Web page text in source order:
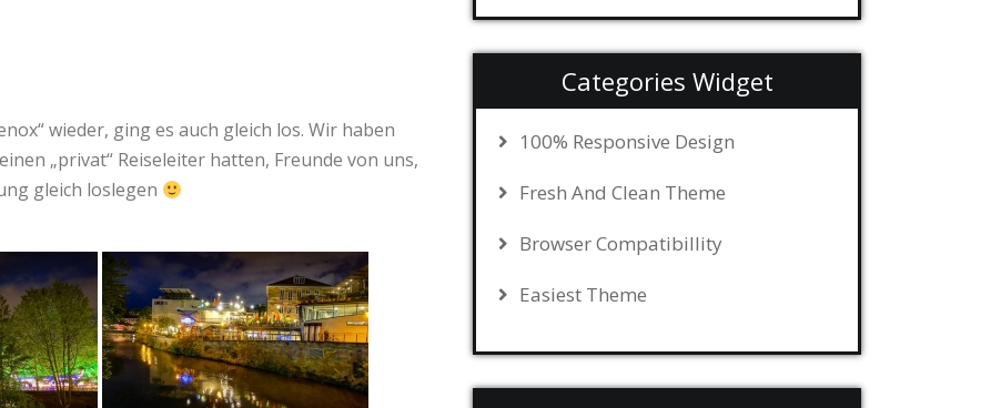
wieder, ging es auch gleich los. Wir haben
„privat“ Reiseleiter hatten, Freunde von uns,
gleich loslegen
Categories Widget
100% Responsive Design
Fresh And Clean Theme
Browser Compatibillity
Easiest Theme